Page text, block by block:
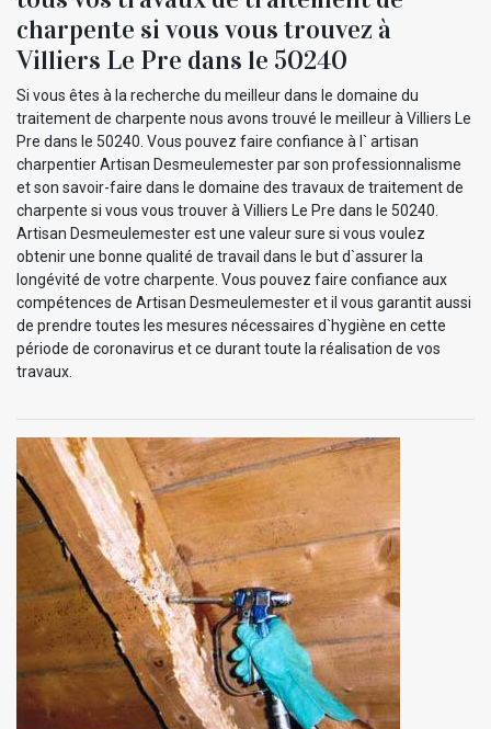
charpente si vous vous trouvez à
Villiers Le Pre dans le 50240
Si vous êtes à la recherche du meilleur dans le domaine du
traitement de charpente nous avons trouvé le meilleur à Villiers Le
Pre dans le 50240. Vous pouvez faire confiance à l` artisan
charpentier Artisan Desmeulemester par son professionnalisme
et son savoir-faire dans le domaine des travaux de traitement de
charpente si vous vous trouver à Villiers Le Pre dans le 50240.
Artisan Desmeulemester est une valeur sure si vous voulez
obtenir une bonne qualité de travail dans le but d`assurer la
longévité de votre charpente. Vous pouvez faire confiance aux
compétences de Artisan Desmeulemester et il vous garantit aussi
de prendre toutes les mesures nécessaires d`hygiène en cette
période de coronavirus et ce durant toute la réalisation de vos
travaux.